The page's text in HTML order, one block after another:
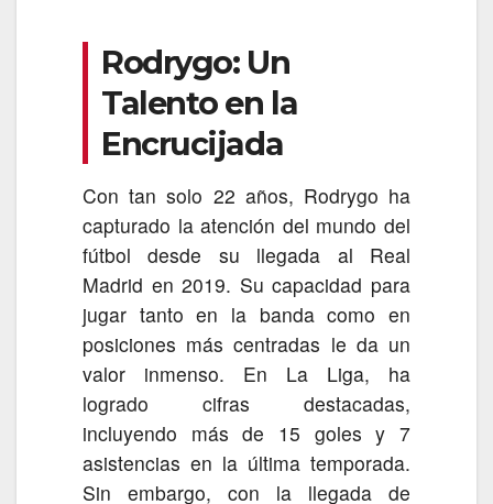
Rodrygo: Un
Talento en la
Encrucijada
Con tan solo 22 años, Rodrygo ha
capturado la atención del mundo del
fútbol desde su llegada al Real
Madrid en 2019. Su capacidad para
jugar tanto en la banda como en
posiciones más centradas le da un
valor inmenso. En La Liga, ha
logrado cifras destacadas,
incluyendo más de 15 goles y 7
asistencias en la última temporada.
Sin embargo, con la llegada de